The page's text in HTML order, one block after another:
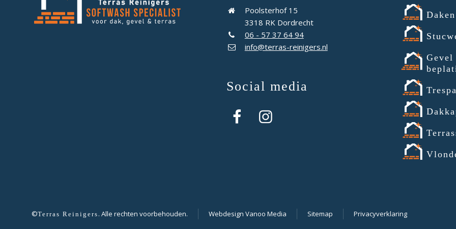
Poolsterhof 15
3318 RK Dordrecht
06 - 57 37 64 94
info@terras-reinigers.nl
Social media
Daken
Gevel
Trespa
©Terras Reinigers . Alle rechten voorbehouden. Webdesign Vanoo Media Sitemap Privacyverklaring